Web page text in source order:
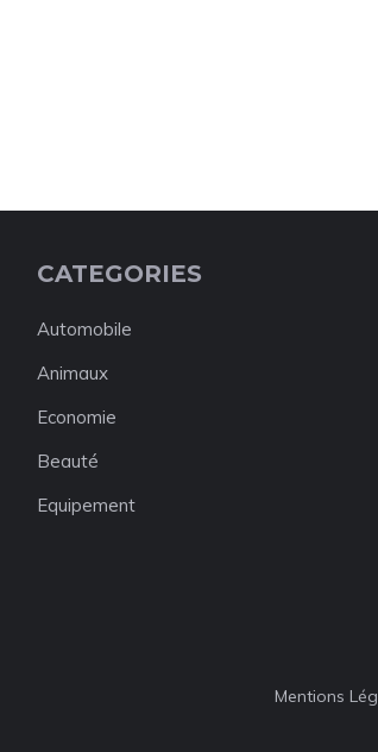
CATEGORIES
Automobile
Animaux
Economie
Beauté
Equipement
Mentions